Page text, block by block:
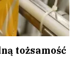
tożsamość